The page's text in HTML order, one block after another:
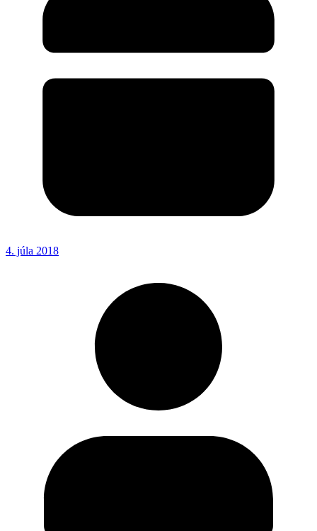
4. júla 2018